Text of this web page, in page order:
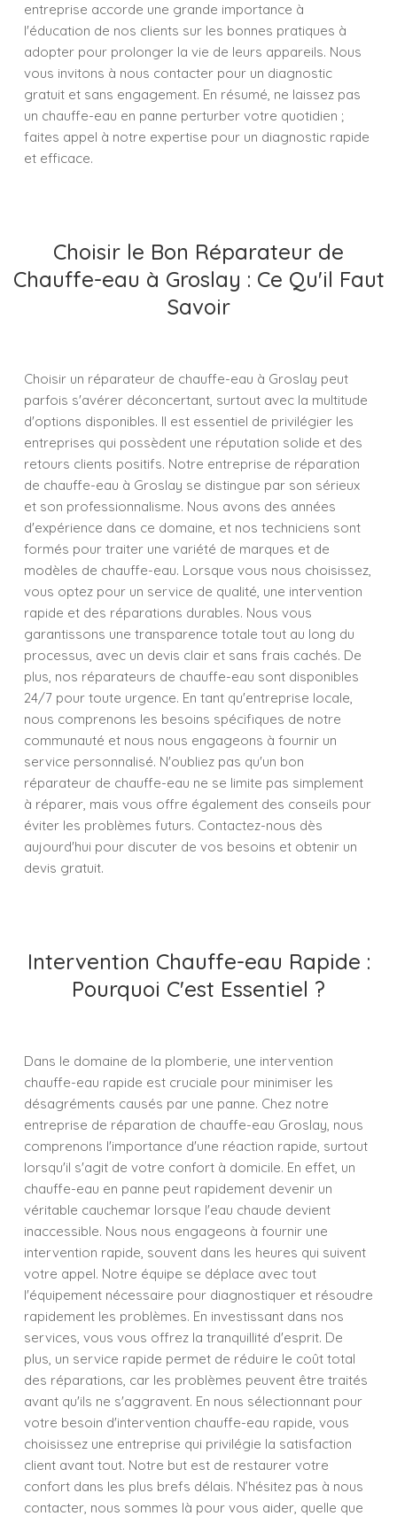
entreprise accorde une grande importance à
l'éducation de nos clients sur les bonnes pratiques à
adopter pour prolonger la vie de leurs appareils. Nous
vous invitons à nous contacter pour un diagnostic
gratuit et sans engagement. En résumé, ne laissez pas
un chauffe-eau en panne perturber votre quotidien ;
faites appel à notre expertise pour un diagnostic rapide
et efficace.
Choisir le Bon Réparateur de
Chauffe-eau à Groslay : Ce Qu'il Faut
Savoir
Choisir un réparateur de chauffe-eau à Groslay peut
parfois s'avérer déconcertant, surtout avec la multitude
d'options disponibles. Il est essentiel de privilégier les
entreprises qui possèdent une réputation solide et des
retours clients positifs. Notre entreprise de réparation
de chauffe-eau à Groslay se distingue par son sérieux
et son professionnalisme. Nous avons des années
d'expérience dans ce domaine, et nos techniciens sont
formés pour traiter une variété de marques et de
modèles de chauffe-eau. Lorsque vous nous choisissez,
vous optez pour un service de qualité, une intervention
rapide et des réparations durables. Nous vous
garantissons une transparence totale tout au long du
processus, avec un devis clair et sans frais cachés. De
plus, nos réparateurs de chauffe-eau sont disponibles
24/7 pour toute urgence. En tant qu'entreprise locale,
nous comprenons les besoins spécifiques de notre
communauté et nous nous engageons à fournir un
service personnalisé. N'oubliez pas qu'un bon
réparateur de chauffe-eau ne se limite pas simplement
à réparer, mais vous offre également des conseils pour
éviter les problèmes futurs. Contactez-nous dès
aujourd'hui pour discuter de vos besoins et obtenir un
devis gratuit.
Intervention Chauffe-eau Rapide :
Pourquoi C'est Essentiel ?
Dans le domaine de la plomberie, une intervention
chauffe-eau rapide est cruciale pour minimiser les
désagréments causés par une panne. Chez notre
entreprise de réparation de chauffe-eau Groslay, nous
comprenons l'importance d'une réaction rapide, surtout
lorsqu'il s'agit de votre confort à domicile. En effet, un
chauffe-eau en panne peut rapidement devenir un
véritable cauchemar lorsque l'eau chaude devient
inaccessible. Nous nous engageons à fournir une
intervention rapide, souvent dans les heures qui suivent
votre appel. Notre équipe se déplace avec tout
l'équipement nécessaire pour diagnostiquer et résoudre
rapidement les problèmes. En investissant dans nos
services, vous vous offrez la tranquillité d'esprit. De
plus, un service rapide permet de réduire le coût total
des réparations, car les problèmes peuvent être traités
avant qu'ils ne s'aggravent. En nous sélectionnant pour
votre besoin d'intervention chauffe-eau rapide, vous
choisissez une entreprise qui privilégie la satisfaction
client avant tout. Notre but est de restaurer votre
confort dans les plus brefs délais. N’hésitez pas à nous
contacter, nous sommes là pour vous aider, quelle que